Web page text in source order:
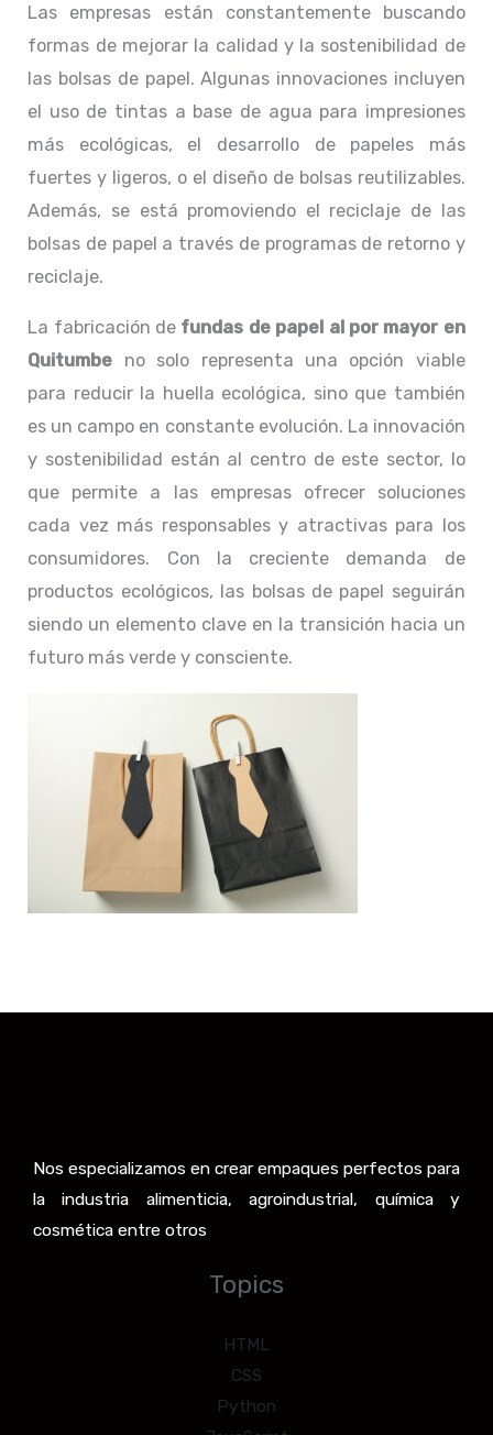
Las empresas están constantemente buscando
formas de mejorar la calidad y la sostenibilidad de
las bolsas de papel. Algunas innovaciones incluyen
el uso de tintas a base de agua para impresiones
más ecológicas, el desarrollo de papeles más
fuertes y ligeros, o el diseño de bolsas reutilizables.
Además, se está promoviendo el reciclaje de las
bolsas de papel a través de programas de retorno y
reciclaje.
La fabricación de fundas de papel al por mayor en
Quitumbe no solo representa una opción viable
para reducir la huella ecológica, sino que también
es un campo en constante evolución. La innovación
y sostenibilidad están al centro de este sector, lo
que permite a las empresas ofrecer soluciones
cada vez más responsables y atractivas para los
consumidores. Con la creciente demanda de
productos ecológicos, las bolsas de papel seguirán
siendo un elemento clave en la transición hacia un
futuro más verde y consciente.
Nos especializamos en crear empaques perfectos para
la industria alimenticia, agroindustrial, química y
cosmética entre otros
Topics
HTML
CSS
Python